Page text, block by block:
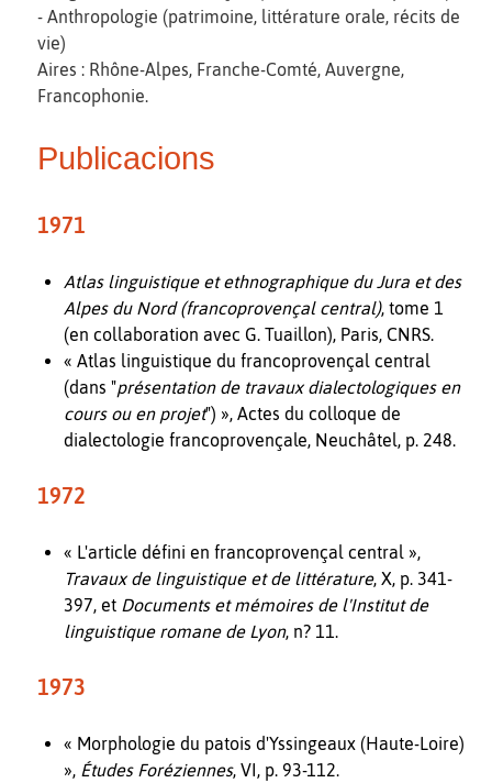
- Anthropologie (patrimoine, littérature orale, récits de
vie)
Aires : Rhône-Alpes, Franche-Comté, Auvergne,
Francophonie.
Publicacions
1971
Atlas linguistique et ethnographique du Jura et des
Alpes du Nord (francoprovençal central), tome 1
(en collaboration avec G. Tuaillon), Paris, CNRS.
« Atlas linguistique du francoprovençal central
(dans "présentation de travaux dialectologiques en
cours ou en projet") », Actes du colloque de
dialectologie francoprovençale, Neuchâtel, p. 248.
1972
« L'article défini en francoprovençal central »,
Travaux de linguistique et de littérature, X, p. 341-
397, et Documents et mémoires de l'Institut de
linguistique romane de Lyon, n? 11.
1973
« Morphologie du patois d'Yssingeaux (Haute-Loire)
», Études Foréziennes, VI, p. 93-112.